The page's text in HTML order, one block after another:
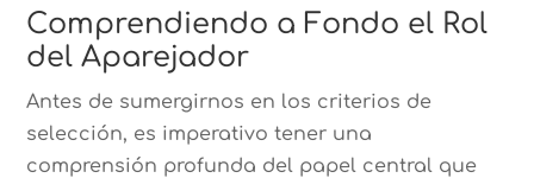
Comprendiendo a Fondo el Rol
del Aparejador
Antes de sumergirnos en los criterios de
selección, es imperativo tener una
comprensión profunda del papel central que